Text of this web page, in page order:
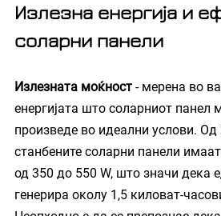
Излезна енергија и
соларни панели
Излезната моќност - мерена во
енергијата што соларниот панел
произведе во идеални услови. Од
станбените соларни панели
од 350 до 550 W, што значи дека
генерира околу 1,5 киловат-